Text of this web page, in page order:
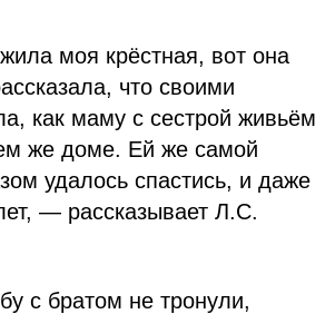
моя крёстная, вот она
что своими
как маму с сестрой живьём
же доме. Ей же самой
удалось спастись, и даже
— рассказывает Л.С.
с братом не тронули,